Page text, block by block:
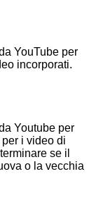
YouTube per
incorporati.
Youtube per
i video di
se il
o la vecchia